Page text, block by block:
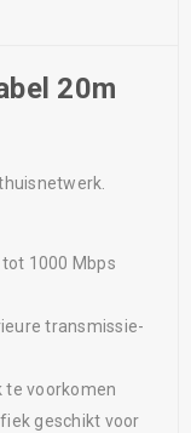
20m
1000 Mbps
transmissie-
te voorkomen
geschikt voor